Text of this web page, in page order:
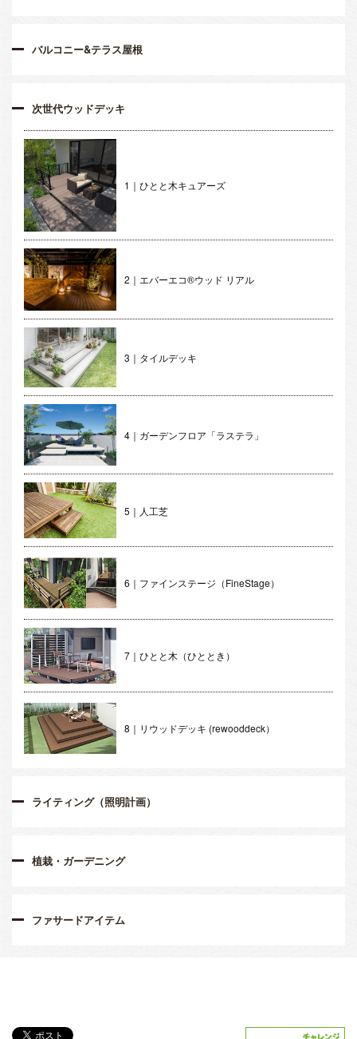
バルコニー&テラス屋根
次世代ウッドデッキ
1｜ひとと木キュアーズ
2｜エバーエコ®ウッド リアル
3｜タイルデッキ
4｜ガーデンフロア「ラステラ」
5｜人工芝
6｜ファインステージ（FineStage）
7｜ひとと木（ひととき）
8｜リウッドデッキ (rewooddeck）
ライティング（照明計画）
植栽・ガーデニング
ファサードアイテム